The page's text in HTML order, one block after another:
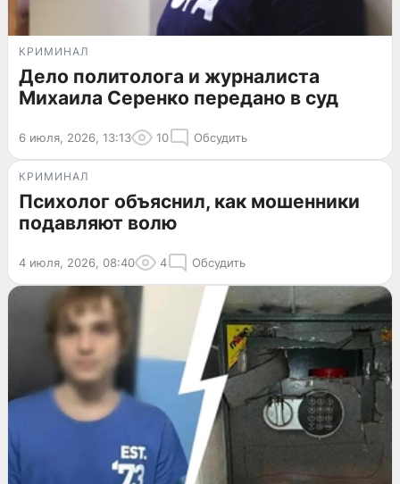
КРИМИНАЛ
Дело политолога и журналиста
Михаила Серенко передано в суд
6 июля, 2026, 13:13 10 Обсудить
КРИМИНАЛ
Психолог объяснил, как мошенники
подавляют волю
4 июля, 2026, 08:40 4 Обсудить